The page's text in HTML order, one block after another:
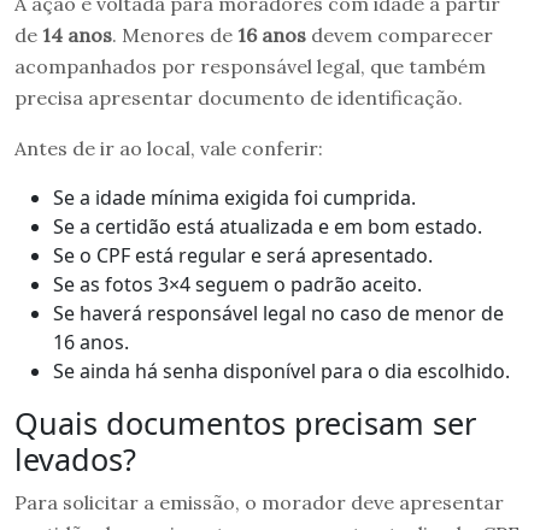
de 14 anos. Menores de 16 anos devem comparecer
acompanhados por responsável legal, que também
precisa apresentar documento de identificação.
Antes de ir ao local, vale conferir:
Se a idade mínima exigida foi cumprida.
Se a certidão está atualizada e em bom estado.
Se o CPF está regular e será apresentado.
Se as fotos 3×4 seguem o padrão aceito.
Se haverá responsável legal no caso de menor de
16 anos.
Se ainda há senha disponível para o dia escolhido.
Quais documentos precisam ser
levados?
Para solicitar a emissão, o morador deve apresentar